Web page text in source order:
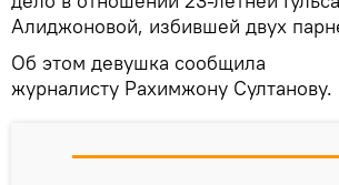
Алиджоновой, избившей двух
Об этом девушка сообщила
журналисту Рахимжону Султанову.